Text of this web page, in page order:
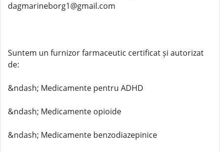
dagmarineborg1@gmail.com
Suntem un furnizor farmaceutic certificat și autorizat
de:
&ndash; Medicamente pentru ADHD
&ndash; Medicamente opioide
&ndash; Medicamente benzodiazepinice